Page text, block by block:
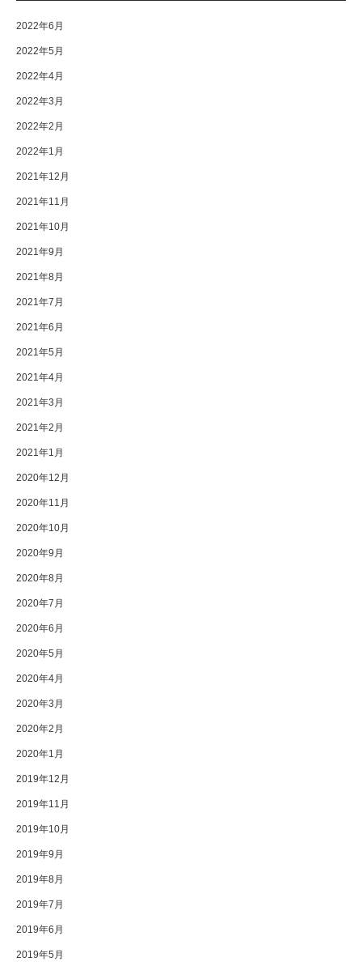
2022年6月
2022年5月
2022年4月
2022年3月
2022年2月
2022年1月
2021年12月
2021年11月
2021年10月
2021年9月
2021年8月
2021年7月
2021年6月
2021年5月
2021年4月
2021年3月
2021年2月
2021年1月
2020年12月
2020年11月
2020年10月
2020年9月
2020年8月
2020年7月
2020年6月
2020年5月
2020年4月
2020年3月
2020年2月
2020年1月
2019年12月
2019年11月
2019年10月
2019年9月
2019年8月
2019年7月
2019年6月
2019年5月